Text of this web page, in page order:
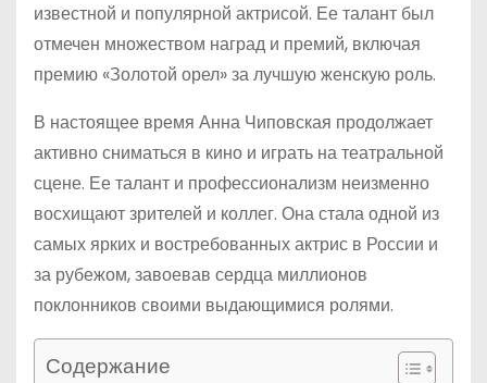
известной и популярной актрисой. Ее талант был
отмечен множеством наград и премий, включая
премию «Золотой орел» за лучшую женскую роль.
В настоящее время Анна Чиповская продолжает
активно сниматься в кино и играть на театральной
сцене. Ее талант и профессионализм неизменно
восхищают зрителей и коллег. Она стала одной из
самых ярких и востребованных актрис в России и
за рубежом, завоевав сердца миллионов
поклонников своими выдающимися ролями.
Содержание